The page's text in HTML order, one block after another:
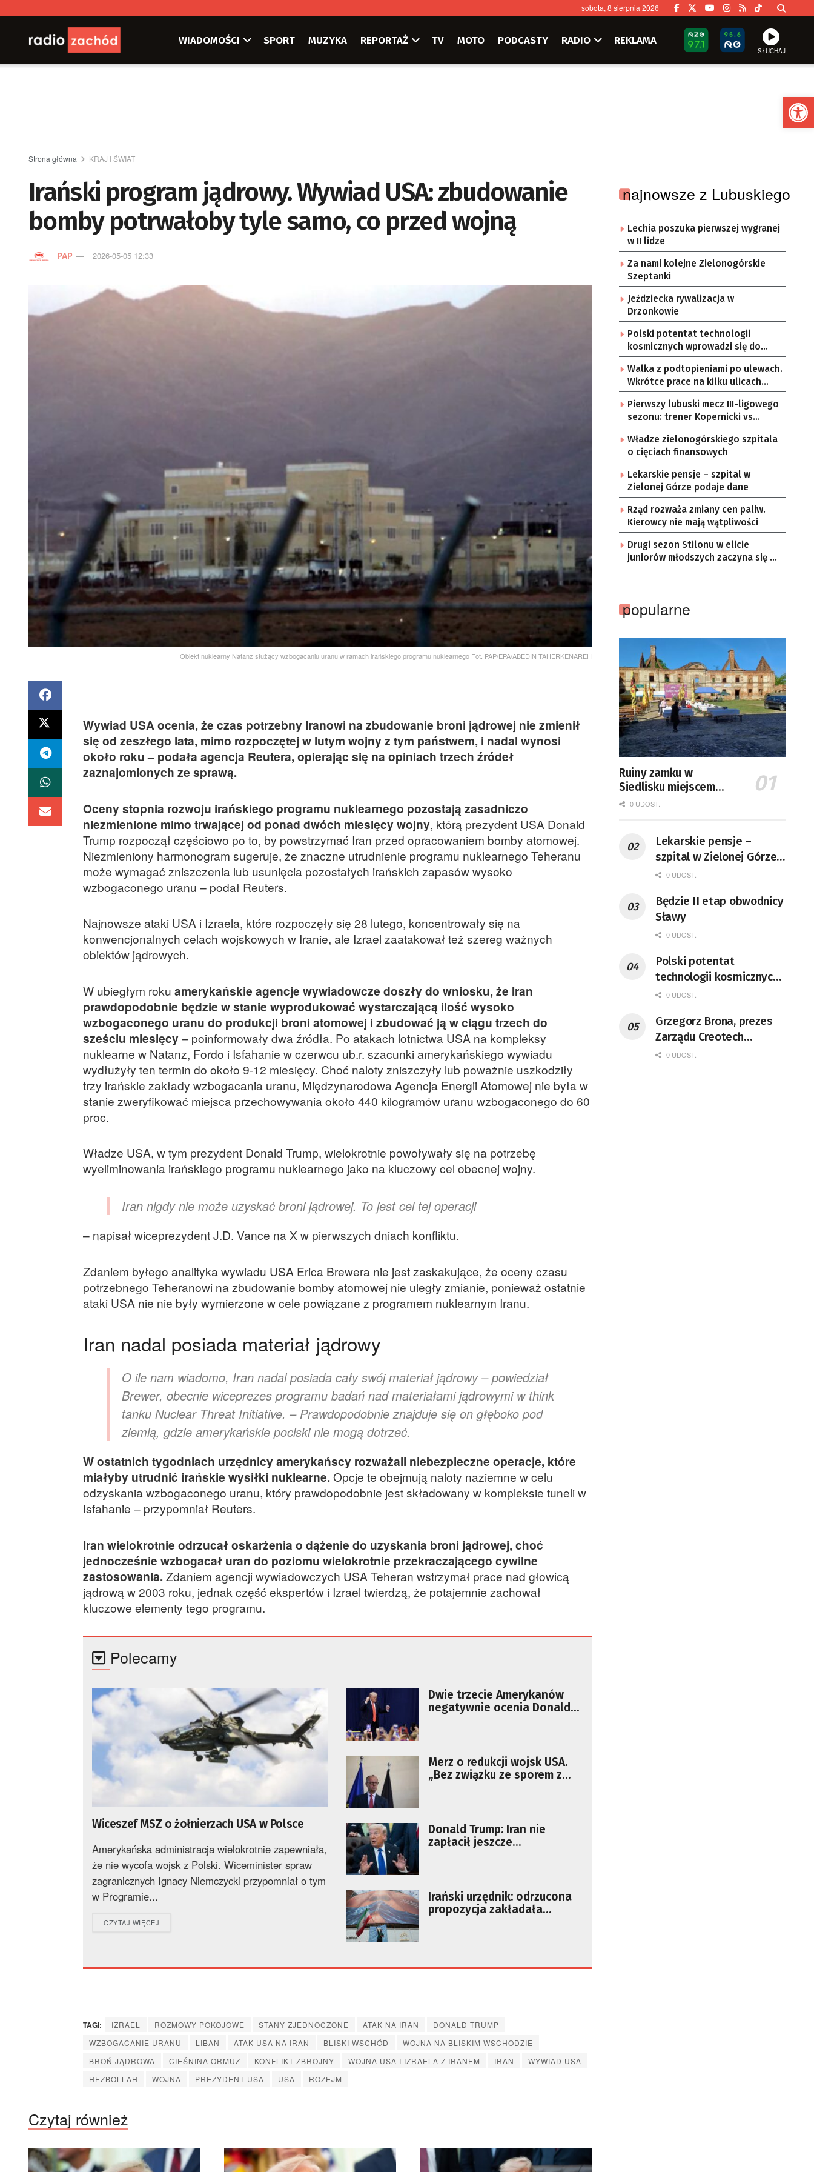
sobota, 8 sierpnia 2026
WIADOMOŚCI SPORT MUZYKA REPORTAŻ TV MOTO PODCASTY RADIO REKLAMA
SŁUCHAJ
Strona główna KRAJ I ŚWIAT
Irański program jądrowy. Wywiad USA: zbudowanie
bomby potrwałoby tyle samo, co przed wojną
PAP 2026-05-05 12:33
Obiekt nuklearny Natanz służący wzbogacaniu uranu w ramach irańskiego programu nuklearnego Fot. PAP/EPA/ABEDIN TAHERKENAREH
Wywiad USA ocenia, że czas potrzebny Iranowi na zbudowanie broni jądrowej nie zmienił
się od zeszłego lata, mimo rozpoczętej w lutym wojny z tym państwem, i nadal wynosi
około roku – podała agencja Reutera, opierając się na opiniach trzech źródeł
zaznajomionych ze sprawą.
Oceny stopnia rozwoju irańskiego programu nuklearnego pozostają zasadniczo
niezmienione mimo trwającej od ponad dwóch miesięcy wojny, którą prezydent USA Donald
Trump rozpoczął częściowo po to, by powstrzymać Iran przed opracowaniem bomby atomowej.
Niezmieniony harmonogram sugeruje, że znaczne utrudnienie programu nuklearnego Teheranu
może wymagać zniszczenia lub usunięcia pozostałych irańskich zapasów wysoko
wzbogaconego uranu – podał Reuters.
Najnowsze ataki USA i Izraela, które rozpoczęły się 28 lutego, koncentrowały się na
konwencjonalnych celach wojskowych w Iranie, ale Izrael zaatakował też szereg ważnych
obiektów jądrowych.
W ubiegłym roku amerykańskie agencje wywiadowcze doszły do wniosku, że Iran
prawdopodobnie będzie w stanie wyprodukować wystarczającą ilość wysoko
wzbogaconego uranu do produkcji broni atomowej i zbudować ją w ciągu trzech do
sześciu miesięcy– poinformowały dwa źródła. Po atakach lotnictwa USA na kompleksy
nuklearne w Natanz, Fordo i Isfahanie w czerwcu ub.r. szacunki amerykańskiego wywiadu
wydłużyły ten termin do około 9-12 miesięcy. Choć naloty zniszczyły lub poważnie uszkodziły
trzy irańskie zakłady wzbogacania uranu, Międzynarodowa Agencja Energii Atomowej nie była w
stanie zweryfikować miejsca przechowywania około 440 kilogramów uranu wzbogaconego do 60
proc.
Władze USA, w tym prezydent Donald Trump, wielokrotnie powoływały się na potrzebę
wyeliminowania irańskiego programu nuklearnego jako na kluczowy cel obecnej wojny.
Iran nigdy nie może uzyskać broni jądrowej. To jest cel tej operacji
– napisał wiceprezydent J.D. Vance na X w pierwszych dniach konfliktu.
Zdaniem byłego analityka wywiadu USA Erica Brewera nie jest zaskakujące, że oceny czasu
potrzebnego Teheranowi na zbudowanie bomby atomowej nie uległy zmianie, ponieważ ostatnie
ataki USA nie nie były wymierzone w cele powiązane z programem nuklearnym Iranu.
Iran nadal posiada materiał jądrowy
O ile nam wiadomo, Iran nadal posiada cały swój materiał jądrowy – powiedział
Brewer, obecnie wiceprezes programu badań nad materiałami jądrowymi w think
tanku Nuclear Threat Initiative. – Prawdopodobnie znajduje się on głęboko pod
ziemią, gdzie amerykańskie pociski nie mogą dotrzeć.
W ostatnich tygodniach urzędnicy amerykańscy rozważali niebezpieczne operacje, które
miałyby utrudnić irańskie wysiłki nuklearne. Opcje te obejmują naloty naziemne w celu
odzyskania wzbogaconego uranu, który prawdopodobnie jest składowany w kompleksie tuneli w
Isfahanie – przypomniał Reuters.
Iran wielokrotnie odrzucał oskarżenia o dążenie do uzyskania broni jądrowej, choć
jednocześnie wzbogacał uran do poziomu wielokrotnie przekraczającego cywilne
zastosowania. Zdaniem agencji wywiadowczych USA Teheran wstrzymał prace nad głowicą
jądrową w 2003 roku, jednak część ekspertów i Izrael twierdzą, że potajemnie zachował
kluczowe elementy tego programu.
Polecamy
Wiceszef MSZ o żołnierzach USA w Polsce
Amerykańska administracja wielokrotnie zapewniała,
że nie wycofa wojsk z Polski. Wiceminister spraw
zagranicznych Ignacy Niemczycki przypomniał o tym
w Programie...
CZYTAJ WIĘCEJ
Dwie trzecie Amerykanów
negatywnie ocenia Donalda
Merz o redukcji wojsk USA.
„Bez związku ze sporem z
Donald Trump: Iran nie
zapłacił jeszcze
Irański urzędnik: odrzucona
propozycja zakładała
TAGI: IZRAEL ROZMOWY POKOJOWE STANY ZJEDNOCZONE ATAK NA IRAN
DONALD TRUMP
WZBOGACANIE URANU
LIBAN ATAK USA NA IRAN BLISKI WSCHÓD
WOJNA NA BLISKIM WSCHODZIE
BROŃ JĄDROWA
CIEŚNINA ORMUZ KONFLIKT ZBROJNY WOJNA USA I IZRAELA Z IRANEM IRAN
WYWIAD USA
HEZBOLLAH
WOJNA PREZYDENT USA USA ROZEJM
Czytaj również
najnowsze z Lubuskiego
Lechia poszuka pierwszej wygranej
w II lidze
Za nami kolejne Zielonogórskie
Szeptanki
Jeździecka rywalizacja w
Drzonkowie
Polski potentat technologii
kosmicznych wprowadzi się do
Zielonej Góry
Walka z podtopieniami po ulewach.
Wkrótce prace na kilku ulicach
Gorzowa
Pierwszy lubuski mecz III-ligowego
sezonu: trener Kopernicki vs
starzy znajomi
Władze zielonogórskiego szpitala
o cięciach finansowych
Lekarskie pensje – szpital w
Zielonej Górze podaje dane
Rząd rozważa zmiany cen paliw.
Kierowcy nie mają wątpliwości
Drugi sezon Stilonu w elicie
juniorów młodszych zaczyna się w
popularne
Ruiny zamku w
Siedlisku miejscem
święta plonów
0 UDOST.
Lekarskie pensje –
szpital w Zielonej Górze
podaje dane
0 UDOST.
Będzie II etap obwodnicy
Sławy
0 UDOST.
Polski potentat
technologii kosmicznych
wprowadzi się do Zielonej
0 UDOST.
Grzegorz Brona, prezes
Zarządu Creotech
Instruments S.A. Fizyk,
0 UDOST.